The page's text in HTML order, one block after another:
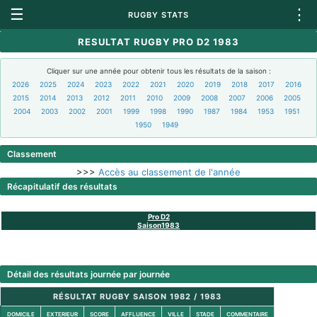
☰ RUGBY STATS ⋮
RESULTAT RUGBY PRO D2 1983
Cliquer sur une année pour obtenir tous les résultats de la saison :
2026
2025 2024 2023 2022 2021 2020 2019 2018 2017
2016
2015
2014 2013 2012 2011 2010 2009 2008 2007 2006
2005
2004
2003 2002 2001 1999 1998 1990 1987 1984 1953
1951
1950
1949
Classement
>>> Accès au classement de l'année
Récapitulatif des résultats
Pro D2
Saison1983
Détail des résultats journée par journée
RÉSULTAT RUGBY SAISON 1982 / 1983
DOMICILE EXTERIEUR SCORE AFFLUENCE VILLE STADE COMMENTAIRE